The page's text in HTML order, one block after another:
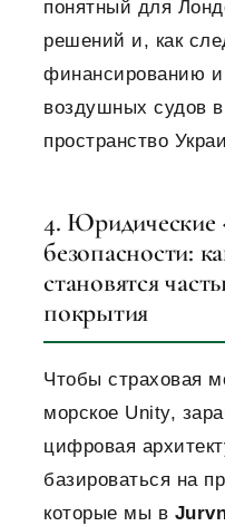
понятный для
решений и, как
финансированию
воздушных судов
пространство
4. Юридические
безопасности:
становятся
покрытия
Чтобы страховая
морское Unity,
цифровая
базироваться на
которые мы в